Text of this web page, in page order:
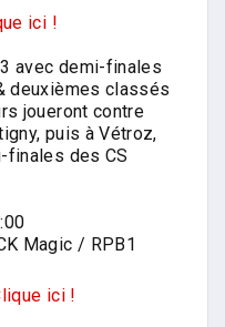
ici !
avec demi-finales
deuxièmes classés
joueront contre
puis à Vétroz,
finales des CS
Magic / RPB1
ici !